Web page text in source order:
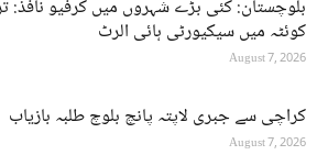
بلوچستان: کئی بڑے شہروں میں کرفیو نافذ:
کوئٹہ میں سیکیورٹی ہائی الرٹ
August 7, 2026
کراچی سے جبری لاپتہ پانچ بلوچ طلبہ بازیاب
August 7, 2026